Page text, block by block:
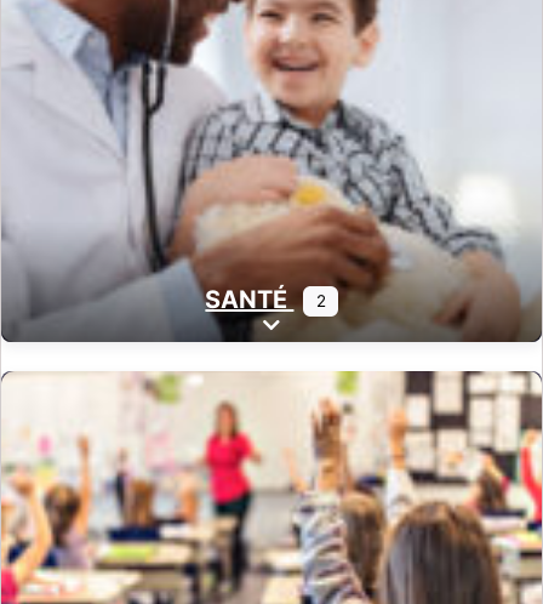
SANTÉ 2
Expand sub-categories